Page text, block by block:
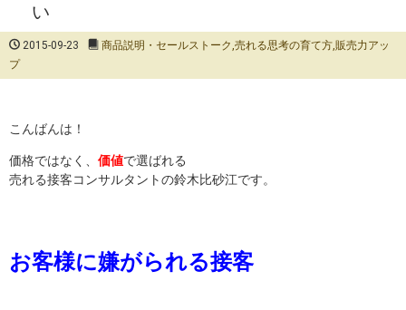
い
2015-09-23 商品説明・セールストーク,売れる思考の育て方,販売力アッ
プ
こんばんは！
価格ではなく、 価値で選ばれる
売れる接客コンサルタントの鈴木比砂江です。
お客様に嫌がられる接客